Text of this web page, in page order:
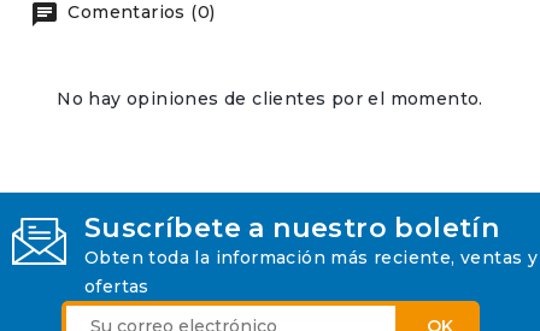
Comentarios (0)
No hay opiniones de clientes por el momento.
Suscríbete a nuestro boletín
Obten toda la información más reciente, ventas y
ofertas